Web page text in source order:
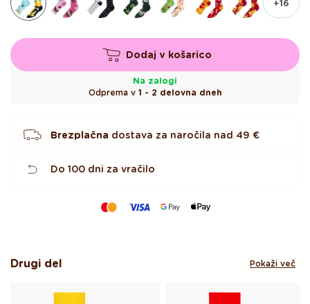
c
na
+16
Dodaj v košarico
Na zalogi
Odprema v 1 - 2 delovna dneh
Brezplačna dostava za naročila nad 49 €
Do 100 dni za vračilo
Drugi del Pokaži več